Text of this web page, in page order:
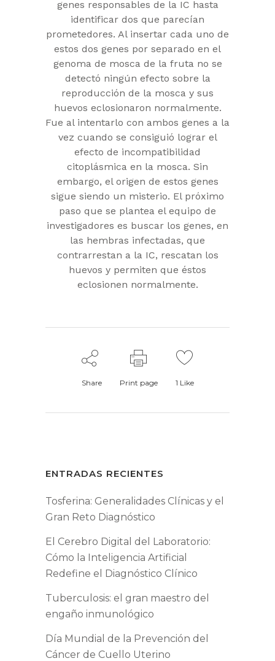
genes responsables de la IC hasta
identificar dos que parecían
prometedores. Al insertar cada uno de
estos dos genes por separado en el
genoma de mosca de la fruta no se
detectó ningún efecto sobre la
reproducción de la mosca y sus
huevos eclosionaron normalmente.
Fue al intentarlo con ambos genes a la
vez cuando se consiguió lograr el
efecto de incompatibilidad
citoplásmica en la mosca. Sin
embargo, el origen de estos genes
sigue siendo un misterio. El próximo
paso que se plantea el equipo de
investigadores es buscar los genes, en
las hembras infectadas, que
contrarrestan a la IC, rescatan los
huevos y permiten que éstos
eclosionen normalmente.
Share Print page 1 Like
ENTRADAS RECIENTES
Tosferina: Generalidades Clínicas y el
Gran Reto Diagnóstico
El Cerebro Digital del Laboratorio:
Cómo la Inteligencia Artificial
Redefine el Diagnóstico Clínico
Tuberculosis: el gran maestro del
engaño inmunológico
Día Mundial de la Prevención del
Cáncer de Cuello Uterino